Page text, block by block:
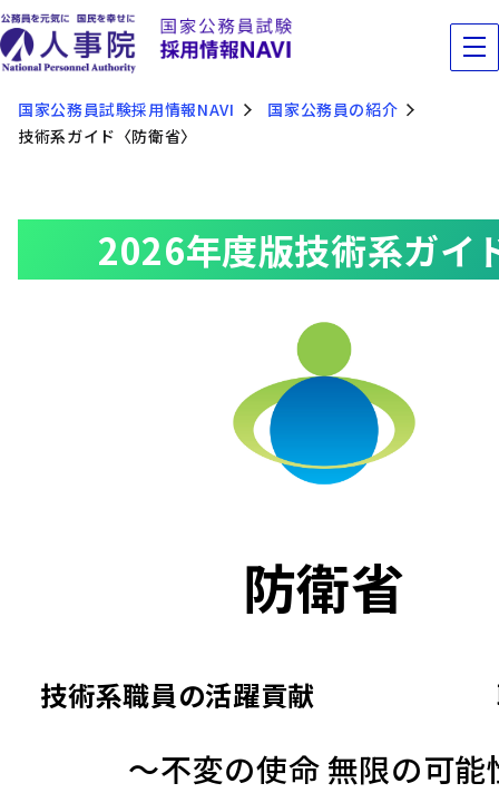
国家公務員試験採用情報NAVI
国家公務員の紹介
技術系ガイド〈防衛省〉
2026年度版技術系ガ
防衛省
技術系職員の活躍貢献
～不変の使命 無限の可能